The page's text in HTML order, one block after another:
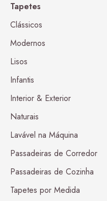
Nerea
14,50
Tapetes
Clássicos
Modernos
Lisos
Infantis
Interior & Exterior
Naturais
Lavável na Máquina
Passadeiras de Corredor
Passadeiras de Cozinha
Tapetes por Medida